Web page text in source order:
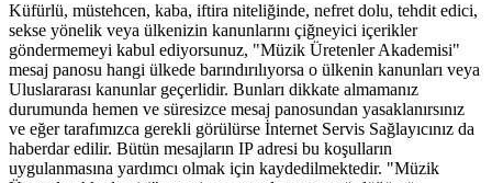
Küfürlü, müstehcen, kaba, iftira niteliğinde, nefret dolu, tehdit edici,
sekse yönelik veya ülkenizin kanunlarını çiğneyici içerikler
göndermemeyi kabul ediyorsunuz, "Müzik Üretenler Akademisi"
mesaj panosu hangi ülkede barındırılıyorsa o ülkenin kanunları veya
Uluslararası kanunlar geçerlidir. Bunları dikkate almamanız
durumunda hemen ve süresizce mesaj panosundan yasaklanırsınız
ve eğer tarafımızca gerekli görülürse İnternet Servis Sağlayıcınız da
haberdar edilir. Bütün mesajların IP adresi bu koşulların
uygulanmasına yardımcı olmak için kaydedilmektedir. "Müzik